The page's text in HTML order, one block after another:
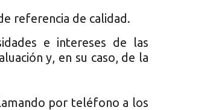
referencia de calidad.
e intereses de las
y, en su caso, de la
por teléfono a los